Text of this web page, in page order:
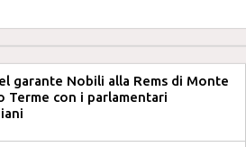
garante Nobili alla Rems di Monte
Terme con i parlamentari